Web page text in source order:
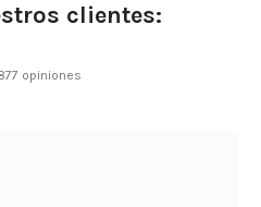
clientes:
opiniones